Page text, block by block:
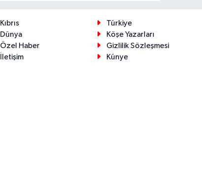
Kıbrıs
Türkiye
Dünya
Köşe Yazarları
Özel Haber
Gizlilik Sözleşmesi
İletişim
Künye